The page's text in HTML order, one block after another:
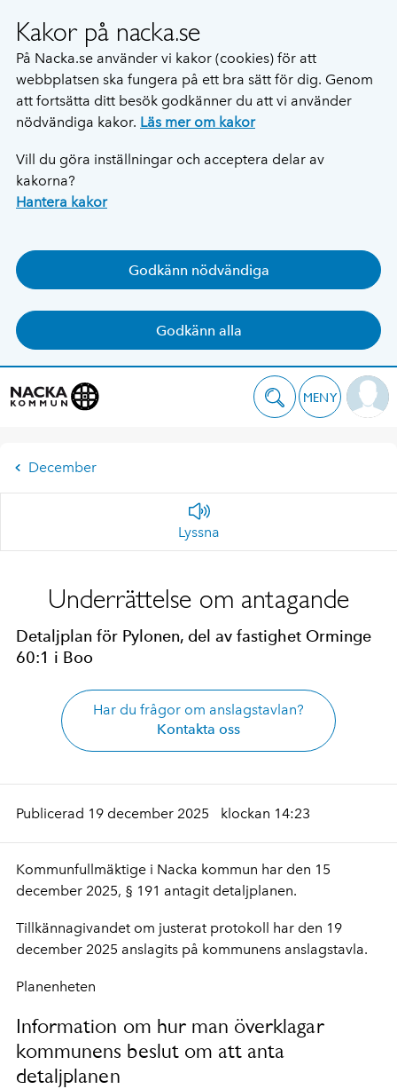
Kakor på nacka.se
På Nacka.se använder vi kakor (cookies) för att
webbplatsen ska fungera på ett bra sätt för dig. Genom
att fortsätta ditt besök godkänner du att vi använder
nödvändiga kakor. Läs mer om kakor
Vill du göra inställningar och acceptera delar av
kakorna?
Hantera kakor
Godkänn nödvändiga
Godkänn alla
MENY
December
Lyssna
Underrättelse om antagande
Detaljplan för Pylonen, del av fastighet Orminge
60:1 i Boo
Har du frågor om anslagstavlan?
Kontakta oss
Publicerad 19 december 2025 klockan 14:23
Kommunfullmäktige i Nacka kommun har den 15
december 2025, § 191 antagit detaljplanen.
Tillkännagivandet om justerat protokoll har den 19
december 2025 anslagits på kommunens anslagstavla.
Planenheten
Information om hur man överklagar
kommunens beslut om att anta
detaljplanen